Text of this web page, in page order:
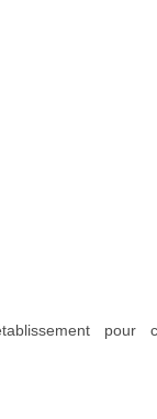
pour